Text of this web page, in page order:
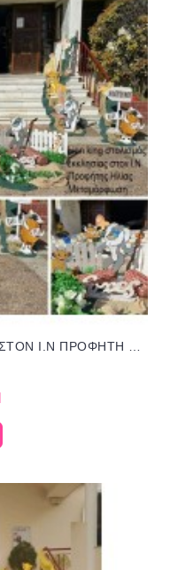
LION KING στολισμός βάπτισης ΣΤΟΝ Ι.Ν ΠΡΟΦΗΤΗ ΗΛΙΑ ΣΤΗ ΜΕΤΑΜΟΡΦΩΣΗ ΣΤΟΛ-1507202633 220,00€!!!